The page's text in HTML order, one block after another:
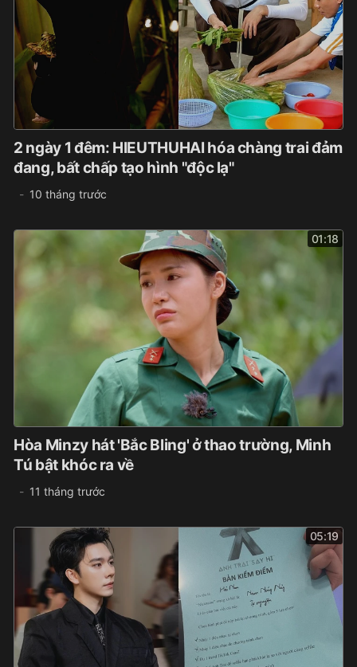
2 ngày 1 đêm: HIEUTHUHAI hóa chàng trai đảm
đang, bất chấp tạo hình "độc lạ"
10 tháng trước
01:18
Hòa Minzy hát 'Bắc Bling' ở thao trường, Minh
Tú bật khóc ra về
11 tháng trước
05:19